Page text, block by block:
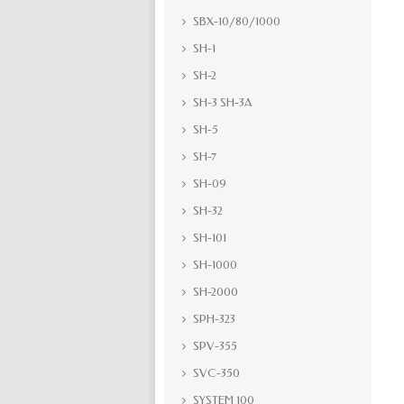
SBX-10/80/1000
SH-1
SH-2
SH-3 SH-3A
SH-5
SH-7
SH-09
SH-32
SH-101
SH-1000
SH-2000
SPH-323
SPV-355
SVC-350
SYSTEM 100